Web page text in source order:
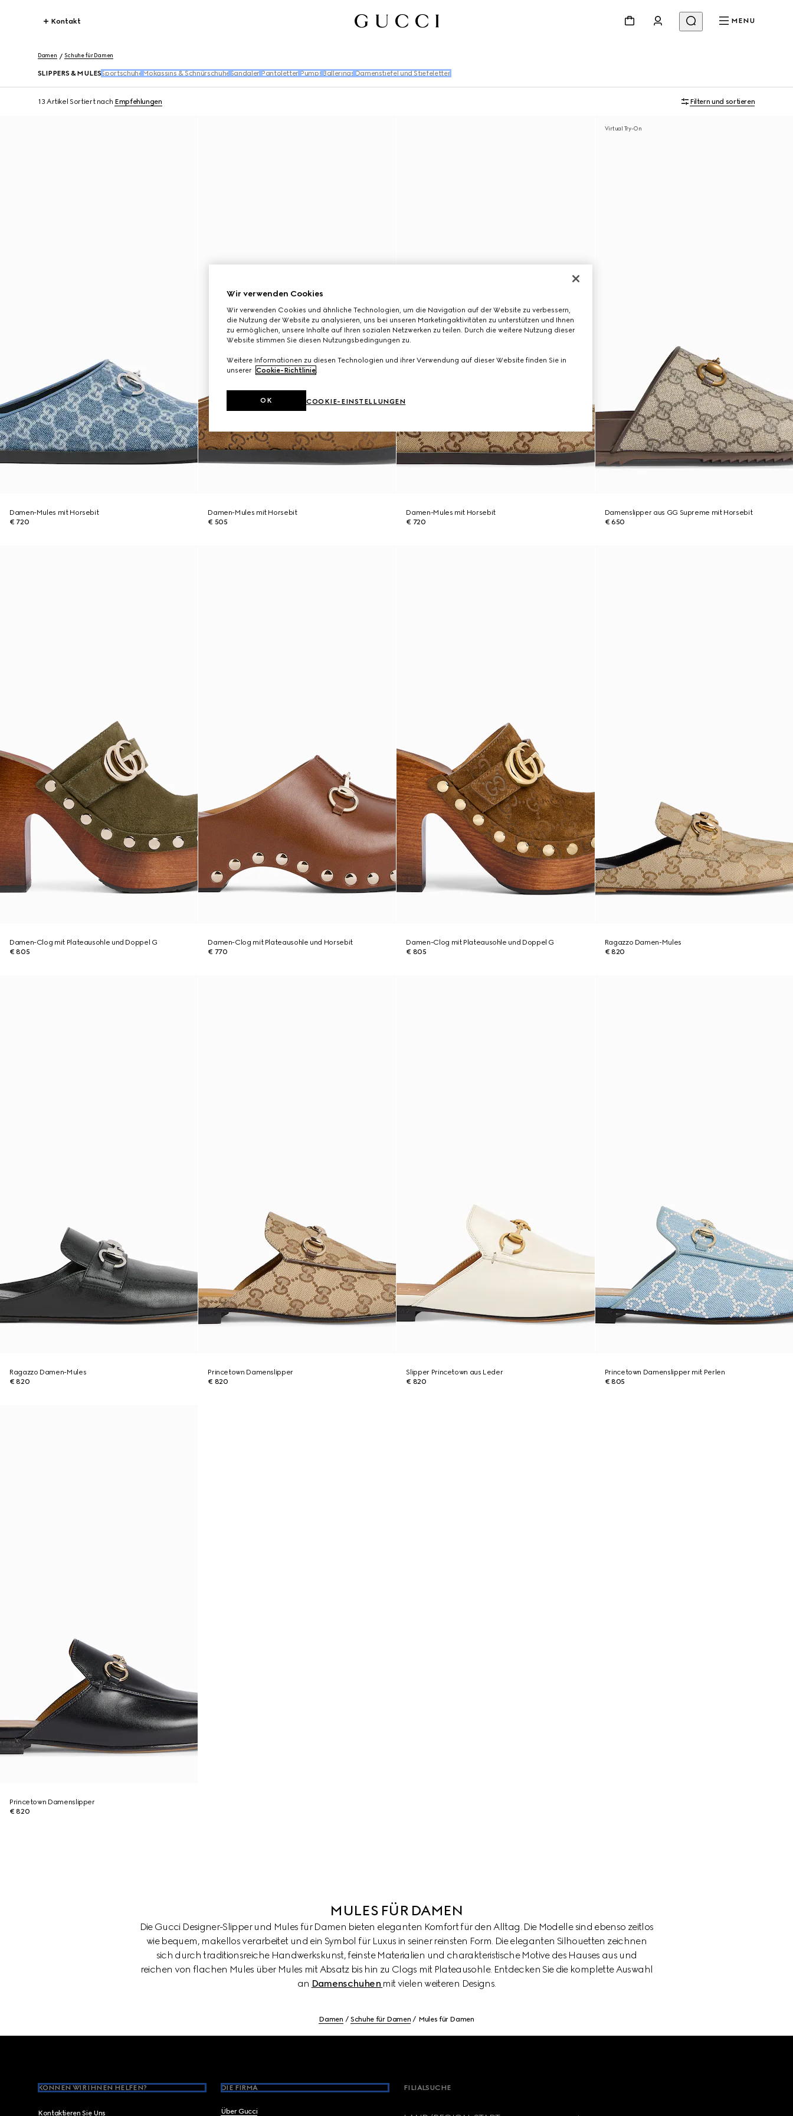
Kontakt MENU
Damen Schuhe für Damen
SLIPPERS & MULES SportschuheMokassins & Schnürschuhe Sandalen Pantoletten Pumps Ballerinas Damenstiefel und Stiefeletten
13 Artikel Sortiert nach Empfehlungen Filtern und sortieren
Damen-Mules mit Horsebit
€ 720
Damen-Mules mit Horsebit
€ 505
Damen-Mules mit Horsebit
€ 720
Virtual Try-On
Damenslipper aus GG Supreme mit Horsebit
€ 650
Damen-Clog mit Plateausohle und Doppel G
€ 805
Damen-Clog mit Plateausohle und Horsebit
€ 770
Damen-Clog mit Plateausohle und Doppel G
€ 805
Ragazzo Damen-Mules
€ 820
Ragazzo Damen-Mules
€ 820
Princetown Damenslipper
€ 820
Slipper Princetown aus Leder
€ 820
Princetown Damenslipper mit Perlen
€ 805
Princetown Damenslipper
€ 820
MULES FÜR DAMEN
Die Gucci Designer-Slipper und Mules für Damen bieten eleganten Komfort für den Alltag. Die Modelle sind ebenso zeitlos
wie bequem, makellos verarbeitet und ein Symbol für Luxus in seiner reinsten Form. Die eleganten Silhouetten zeichnen
sich durch traditionsreiche Handwerkskunst, feinste Materialien und charakteristische Motive des Hauses aus und
reichen von flachen Mules über Mules mit Absatz bis hin zu Clogs mit Plateausohle. Entdecken Sie die komplette Auswahl
an Damenschuhen mit vielen weiteren Designs.
Damen Schuhe für Damen Mules für Damen
KÖNNEN WIR IHNEN HELFEN?
Kontaktieren Sie Uns
DIE FIRMA
Über Gucci
FILIALSUCHE
Wir verwenden Cookies
Wir verwenden Cookies und ähnliche Technologien, um die Navigation auf der Website zu verbessern,
die Nutzung der Website zu analysieren, uns bei unseren Marketingaktivitäten zu unterstützen und Ihnen
zu ermöglichen, unsere Inhalte auf Ihren sozialen Netzwerken zu teilen. Durch die weitere Nutzung dieser
Website stimmen Sie diesen Nutzungsbedingungen zu.
Weitere Informationen zu diesen Technologien und ihrer Verwendung auf dieser Website finden Sie in
unserer Cookie-Richtlinie.
COOKIE-EINSTELLUNGEN
OK